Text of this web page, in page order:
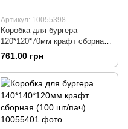
Артикул: 10055398
Коробка для бургера
120*120*70мм крафт сборная
(100 шт/пач)
761.00 грн